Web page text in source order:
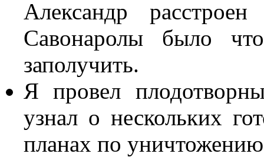
Александр
Савонаролы было
заполучить.
Я провел
узнал о нескольких
планах по